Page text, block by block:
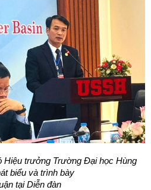
Hiệu trưởng Trường Đại học Hùng
biểu và trình bày
tại Diễn đàn